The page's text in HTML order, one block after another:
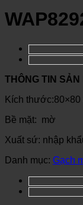
THÔNG TIN SẢN
Kích thước:80×80
Bề mặt: mờ
Xuất sứ: nhập
Danh mục: Gạch